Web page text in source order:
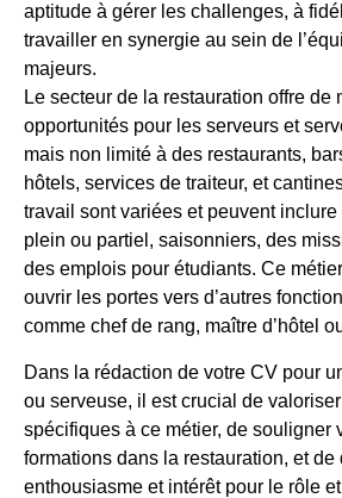
aptitude à gérer les challenges, à
travailler en synergie au sein de
majeurs.
Le secteur de la restauration offre de
opportunités pour les serveurs et
mais non limité à des restaurants,
hôtels, services de traiteur, et
travail sont variées et peuvent
plein ou partiel, saisonniers, des
des emplois pour étudiants. Ce
ouvrir les portes vers d’autres
comme chef de rang, maître d’hôtel
Dans la rédaction de votre CV pour
ou serveuse, il est crucial de
spécifiques à ce métier, de souligner
formations dans la restauration, et de
enthousiasme et intérêt pour le rôle